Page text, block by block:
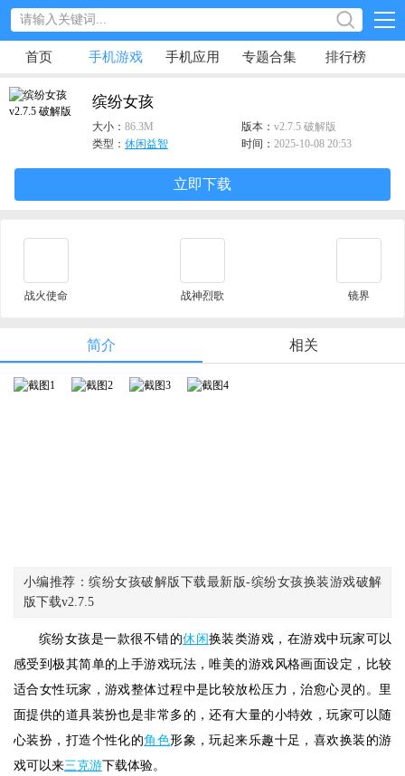
首页 手机游戏 手机应用 专题合集 排行榜
缤纷女孩
大小： 86.3M 版本： v2.7.5 破解版
类型： 休闲益智 时间： 2025-10-08 20:53
立即下载
战火使命 战神烈歌 镜界
简介 相关
小编推荐：缤纷女孩破解版下载最新版-缤纷女孩换装游戏破解
版下载v2.7.5
缤纷女孩是一款很不错的休闲换装类游戏，在游戏中玩家可以
感受到极其简单的上手游戏玩法，唯美的游戏风格画面设定，比较
适合女性玩家，游戏整体过程中是比较放松压力，治愈心灵的。里
面提供的道具装扮也是非常多的，还有大量的小特效，玩家可以随
心装扮，打造个性化的角色形象，玩起来乐趣十足，喜欢换装的游
戏可以来三克游下载体验。